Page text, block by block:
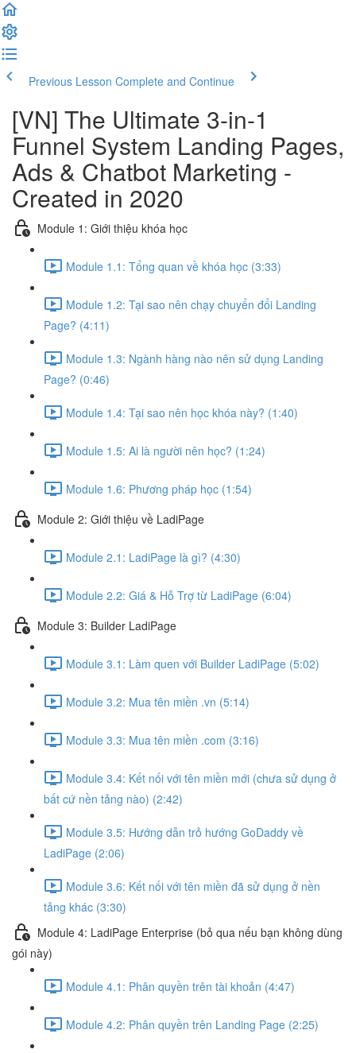
Previous Lesson Complete and Continue
[VN] The Ultimate 3-in-1
Funnel System Landing Pages,
Ads & Chatbot Marketing -
Created in 2020
Module 1: Giới thiệu khóa học
Module 1.1: Tổng quan về khóa học (3:33)
Module 1.2: Tại sao nên chạy chuyển đổi Landing
Page? (4:11)
Module 1.3: Ngành hàng nào nên sử dụng Landing
Page? (0:46)
Module 1.4: Tại sao nên học khóa này? (1:40)
Module 1.5: Ai là người nên học? (1:24)
Module 1.6: Phương pháp học (1:54)
Module 2: Giới thiệu về LadiPage
Module 2.1: LadiPage là gì? (4:30)
Module 2.2: Giá & Hỗ Trợ từ LadiPage (6:04)
Module 3: Builder LadiPage
Module 3.1: Làm quen với Builder LadiPage (5:02)
Module 3.2: Mua tên miền .vn (5:14)
Module 3.3: Mua tên miền .com (3:16)
Module 3.4: Kết nối với tên miền mới (chưa sử dụng ở
bất cứ nền tảng nào) (2:42)
Module 3.5: Hướng dẫn trỏ hướng GoDaddy về
LadiPage (2:06)
Module 3.6: Kết nối với tên miền đã sử dụng ở nền
tảng khác (3:30)
Module 4: LadiPage Enterprise (bỏ qua nếu bạn không dùng
gói này)
Module 4.1: Phân quyền trên tài khoản (4:47)
Module 4.2: Phân quyền trên Landing Page (2:25)